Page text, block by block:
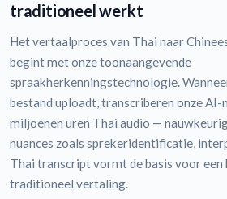
traditioneel werkt
Het vertaalproces van Thai naar
begint met onze toonaangevende
spraakherkenningstechnologie.
bestand uploadt, transcriberen onze
miljoenen uren Thai audio —
nuances zoals sprekeridentificatie,
Thai transcript vormt de basis voor een
traditioneel vertaling.